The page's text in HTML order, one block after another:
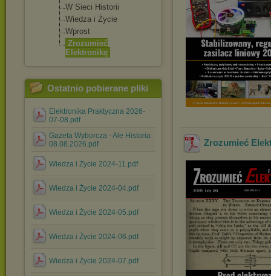
W Sieci Historii
Wiedza i Życie
Wprost
Zrozumieć
Elektronikę
Ostatnio pobierane pliki
Elektronika Praktyczna 2026-
07-08.pdf
Gazeta Wyborcza - Ale Historia
08.08.2026.pdf
Wiedza i Życie 2024-11.pdf
Wiedza i Życie 2024-04.pdf
Wiedza i Życie 2024-05.pdf
Wiedza i Życie 2024-06.pdf
Wiedza i Życie 2024-07.pdf
Zrozumieć